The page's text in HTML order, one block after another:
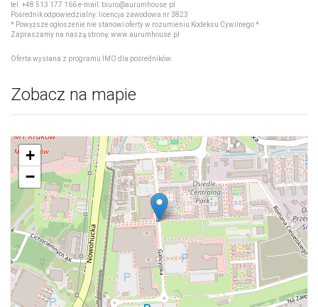
tel. +48 513 177 166 e-mail: biuro@aurumhouse.pl
Pośrednik odpowiedzialny: licencja zawodowa nr 3823
* Powyższe ogłoszenie nie stanowi oferty w rozumieniu Kodeksu Cywilnego *
Zapraszamy na naszą stronę: www.aurumhouse.pl
Oferta wysłana z programu IMO dla pośredników
Zobacz na mapie
+
−